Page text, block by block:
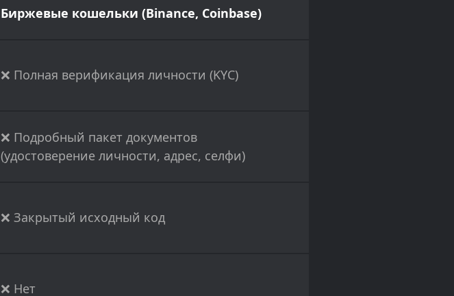
Биржевые кошельки (Binance, Coinbase)
❌ Полная верификация личности (KYC)
❌ Подробный пакет документов
(удостоверение личности, адрес, селфи)
❌ Закрытый исходный код
❌ Нет